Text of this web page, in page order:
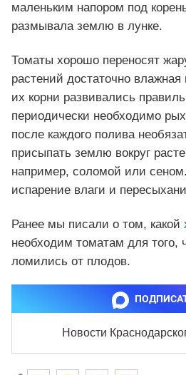
маленьким напором под
размывала землю в лунке.
Томаты хорошо переносят
растений достаточно
их корни развивались
периодически необходимо
после каждого полива
присыпать землю вокруг
например, соломой или
испарение влаги и
Ранее мы писали о том, какой
необходим томатам для того,
ломились от плодов.
Новости